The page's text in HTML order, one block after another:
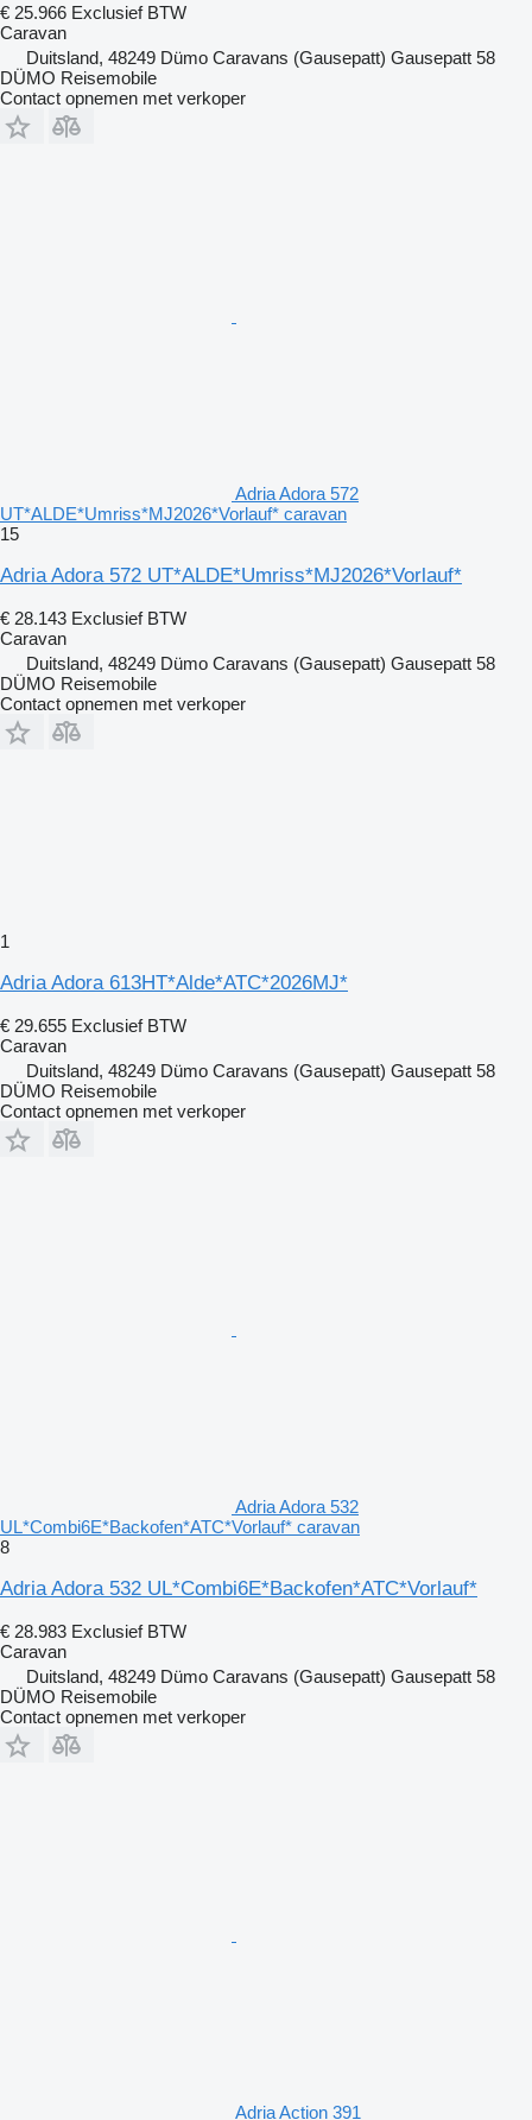
€ 25.966 Exclusief BTW
Caravan
Duitsland, 48249 Dümo Caravans (Gausepatt) Gausepatt 58
DÜMO Reisemobile
Contact opnemen met verkoper
Adria Adora 572
UT*ALDE*Umriss*MJ2026*Vorlauf* caravan
15
Adria Adora 572 UT*ALDE*Umriss*MJ2026*Vorlauf*
€ 28.143 Exclusief BTW
Caravan
Duitsland, 48249 Dümo Caravans (Gausepatt) Gausepatt 58
DÜMO Reisemobile
Contact opnemen met verkoper
1
Adria Adora 613HT*Alde*ATC*2026MJ*
€ 29.655 Exclusief BTW
Caravan
Duitsland, 48249 Dümo Caravans (Gausepatt) Gausepatt 58
DÜMO Reisemobile
Contact opnemen met verkoper
Adria Adora 532
UL*Combi6E*Backofen*ATC*Vorlauf* caravan
8
Adria Adora 532 UL*Combi6E*Backofen*ATC*Vorlauf*
€ 28.983 Exclusief BTW
Caravan
Duitsland, 48249 Dümo Caravans (Gausepatt) Gausepatt 58
DÜMO Reisemobile
Contact opnemen met verkoper
Adria Action 391